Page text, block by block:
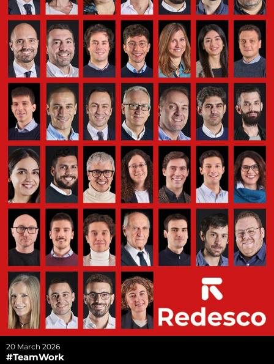
20 March 2026
#TeamWork